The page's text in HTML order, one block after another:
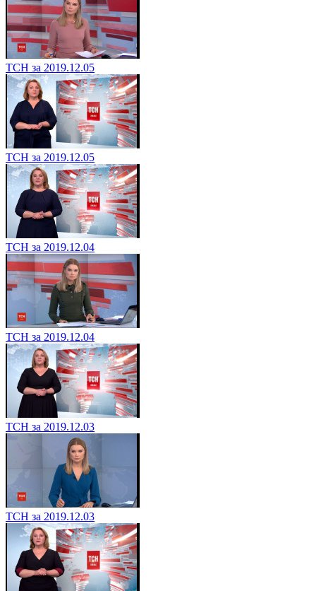
ТСН за 2019.12.05
ТСН за 2019.12.05
ТСН за 2019.12.04
ТСН за 2019.12.04
ТСН за 2019.12.03
ТСН за 2019.12.03